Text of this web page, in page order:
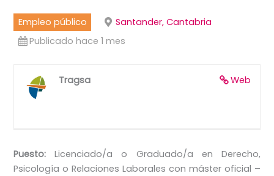
Empleo público
Santander, Cantabria
Publicado hace 1 mes
Web
Tragsa
Puesto: Licenciado/a o Graduado/a en Derecho,
Psicología o Relaciones Laborales con máster oficial –